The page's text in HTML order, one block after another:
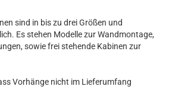
sind in bis zu drei Größen und
Es stehen Modelle zur Wandmontage,
sowie frei stehende Kabinen zur
Vorhänge nicht im Lieferumfang